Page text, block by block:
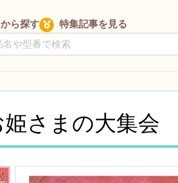
ら探す 特集記事を見る
姫さまの大集会